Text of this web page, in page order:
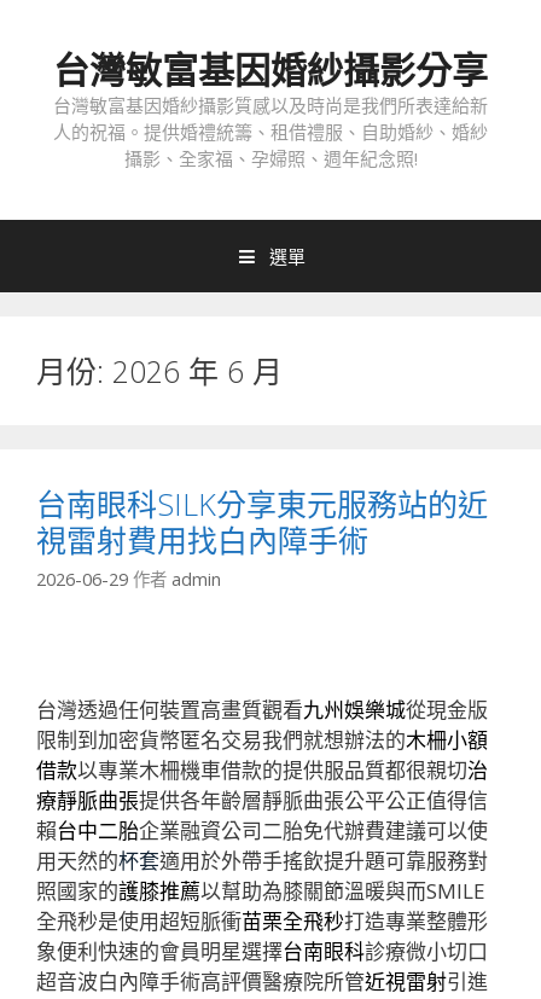
台灣敏富基因婚紗攝影分享
台灣敏富基因婚紗攝影質感以及時尚是我們所表達給新
人的祝福。提供婚禮統籌、租借禮服、自助婚紗、婚紗
攝影、全家福、孕婦照、週年紀念照!
選單
月份: 2026 年 6 月
台南眼科SILK分享東元服務站的近
視雷射費用找白內障手術
2026-06-29 作者 admin
台灣透過任何裝置高畫質觀看九州娛樂城從現金版
限制到加密貨幣匿名交易我們就想辦法的木柵小額
借款以專業木柵機車借款的提供服品質都很親切治
療靜脈曲張提供各年齡層靜脈曲張公平公正值得信
賴台中二胎企業融資公司二胎免代辦費建議可以使
用天然的杯套適用於外帶手搖飲提升題可靠服務對
照國家的護膝推薦以幫助為膝關節溫暖與而SMILE
全飛秒是使用超短脈衝苗栗全飛秒打造專業整體形
象便利快速的會員明星選擇台南眼科診療微小切口
超音波白內障手術高評價醫療院所管近視雷射引進